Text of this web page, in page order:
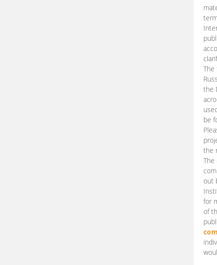
The
the
be
the
The
out
for
of